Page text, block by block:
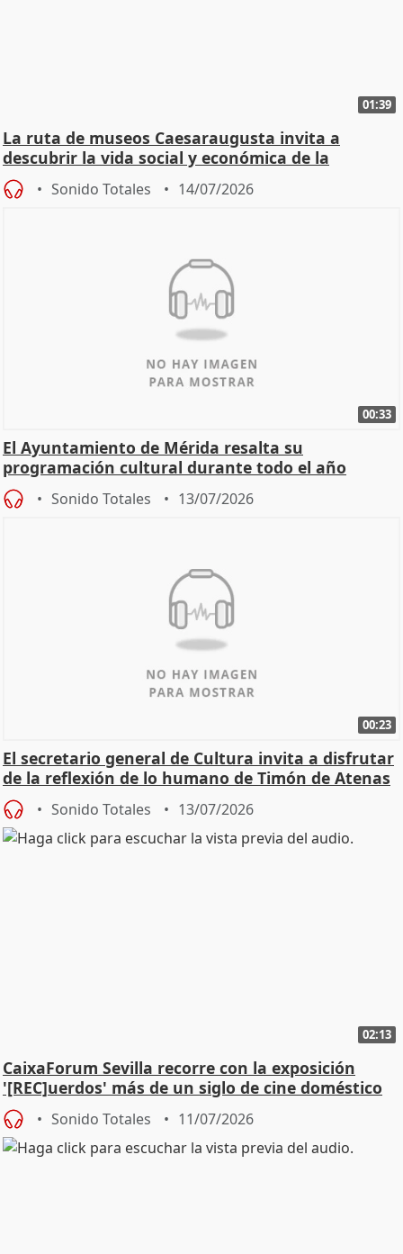
01:39
La ruta de museos Caesaraugusta invita a
descubrir la vida social y económica de la
Zaragoza ro
Sonido Totales 14/07/2026
00:33
El Ayuntamiento de Mérida resalta su
programación cultural durante todo el año
Sonido Totales 13/07/2026
00:23
El secretario general de Cultura invita a disfrutar
de la reflexión de lo humano de Timón de Atenas
Sonido Totales 13/07/2026
02:13
CaixaForum Sevilla recorre con la exposición
'[REC]uerdos' más de un siglo de cine doméstico
Sonido Totales 11/07/2026